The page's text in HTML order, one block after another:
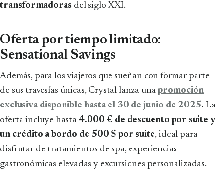
transformadoras del siglo XXI.
Oferta por tiempo limitado:
Sensational Savings
Además, para los viajeros que sueñan con formar parte
de sus travesías únicas, Crystal lanza una promoción
exclusiva disponible hasta el 30 de junio de 2025. La
oferta incluye hasta 4.000 € de descuento por suite y
un crédito a bordo de 500 $ por suite, ideal para
disfrutar de tratamientos de spa, experiencias
gastronómicas elevadas y excursiones personalizadas.